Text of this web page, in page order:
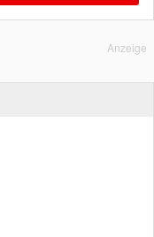
Anzeige